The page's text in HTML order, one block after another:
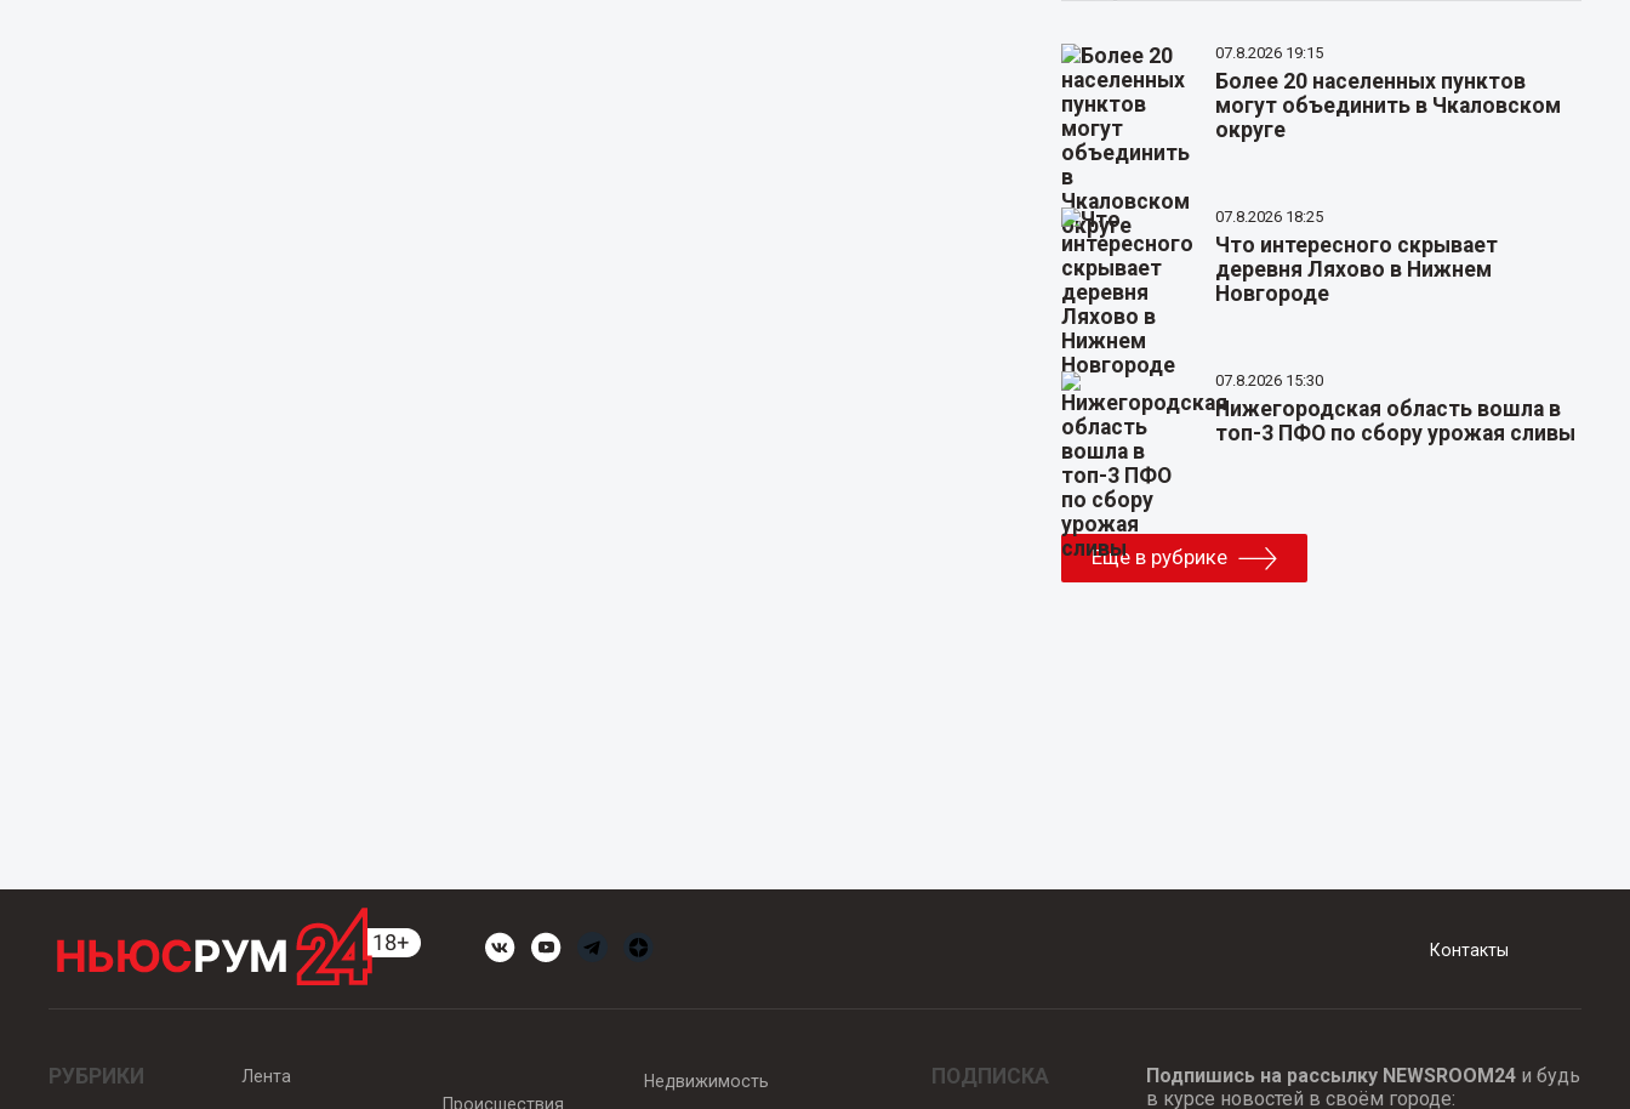
07.8.2026 19:15
Более 20 населенных пунктов
могут объединить в Чкаловском
округе
07.8.2026 18:25
Что интересного скрывает
деревня Ляхово в Нижнем
Новгороде
07.8.2026 15:30
Нижегородская область вошла в
топ-3 ПФО по сбору урожая сливы
Еще в рубрике
Контакты
РУБРИКИ
Лента
Происшествия
Недвижимость ПОДПИСКА Подпишись на рассылку NEWSROOM24и будь
в курсе новостей в своём городе: